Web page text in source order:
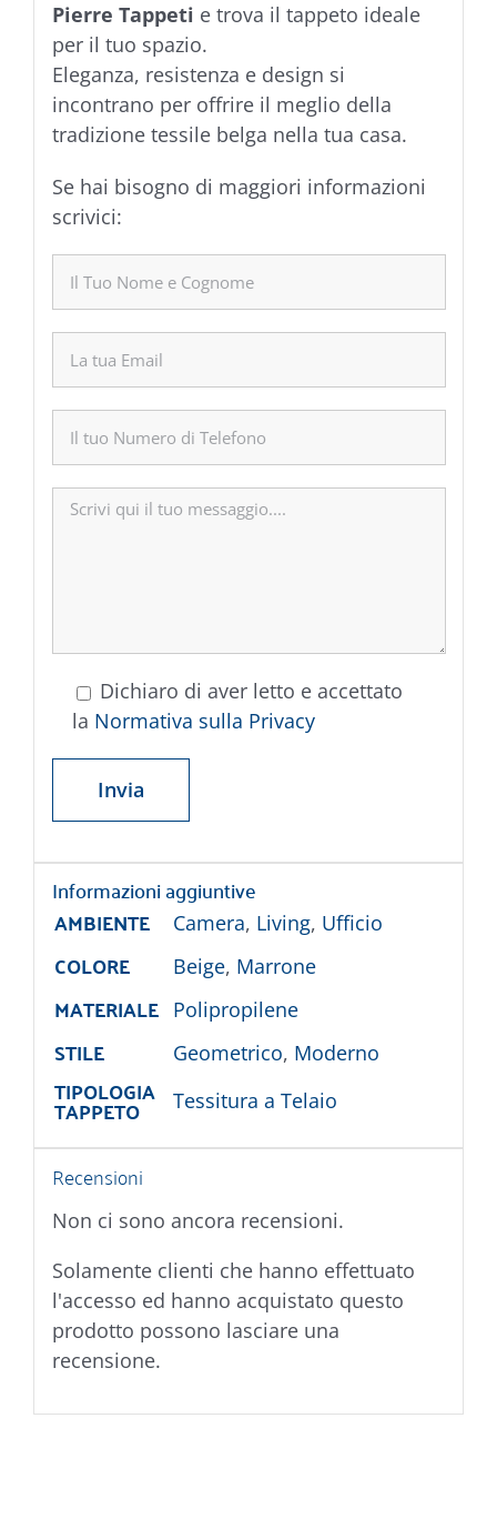
Pierre Tappeti e trova il tappeto ideale
per il tuo spazio.
Eleganza, resistenza e design si
incontrano per offrire il meglio della
tradizione tessile belga nella tua casa.
Se hai bisogno di maggiori informazioni
scrivici:
Dichiaro di aver letto e accettato
la Normativa sulla Privacy
Informazioni aggiuntive
AMBIENTE
Camera, Living, Ufficio
COLORE Beige, Marrone
MATERIALE Polipropilene
STILE Geometrico, Moderno
TIPOLOGIA
TAPPETO Tessitura a Telaio
Recensioni
Non ci sono ancora recensioni.
Solamente clienti che hanno effettuato
l'accesso ed hanno acquistato questo
prodotto possono lasciare una
recensione.